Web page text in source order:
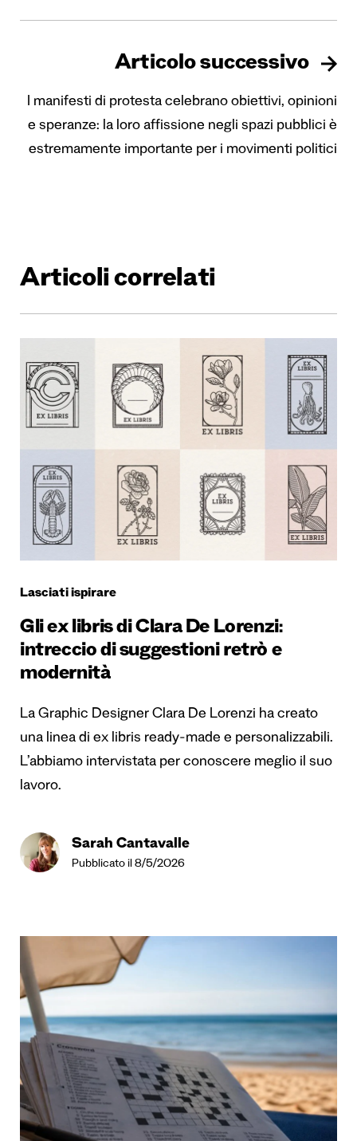
Articolo successivo
I manifesti di protesta celebrano obiettivi, opinioni
e speranze: la loro affissione negli spazi pubblici è
estremamente importante per i movimenti politici
Articoli correlati
Lasciati ispirare
Gli ex libris di Clara De Lorenzi:
intreccio di suggestioni retrò e
modernità
La Graphic Designer Clara De Lorenzi ha creato
una linea di ex libris ready-made e personalizzabili.
L’abbiamo intervistata per conoscere meglio il suo
lavoro.
Sarah Cantavalle
Pubblicato il 8/5/2026